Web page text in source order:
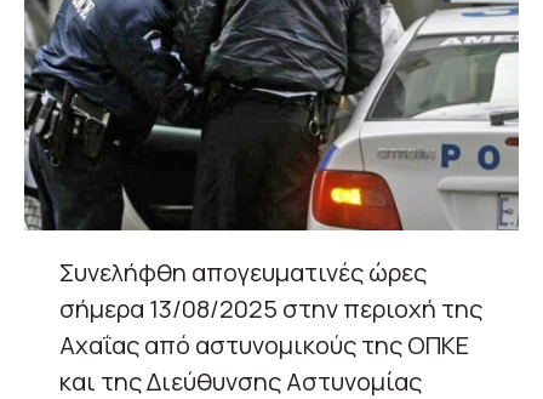
Συνελήφθη απογευματινές ώρες
σήμερα 13/08/2025 στην περιοχή της
Αχαΐας από αστυνομικούς της ΟΠΚΕ
και της Διεύθυνσης Αστυνομίας